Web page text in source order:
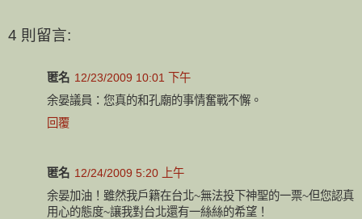
4 則留言:
匿名 12/23/2009 10:01 下午
余晏議員：您真的和孔廟的事情奮戰不懈。
回覆
匿名 12/24/2009 5:20 上午
余晏加油！雖然我戶籍在台北~無法投下神聖的一票~但您認真
用心的態度~讓我對台北還有一絲絲的希望！